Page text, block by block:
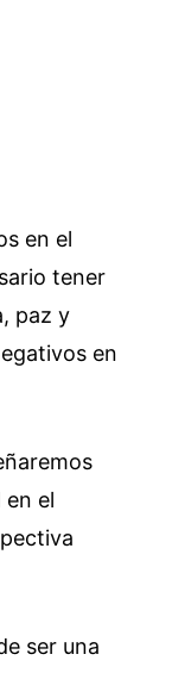
en el
tener
paz y
en
en el
ser una